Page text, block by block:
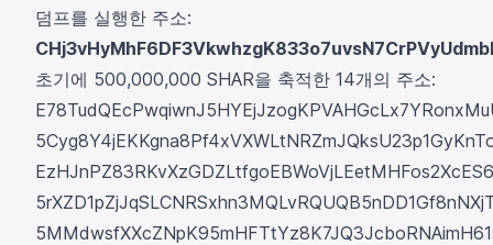
덤프를 실행한 주소:
초기에 500,000,000 SHAR을 축적한 14개의 주소: